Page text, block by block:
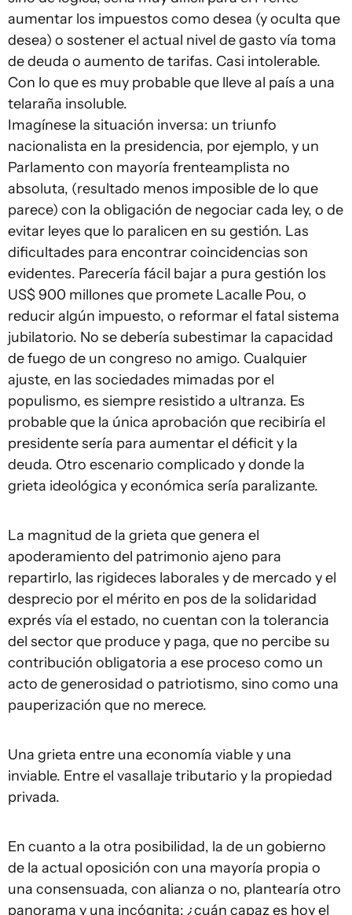
aumentar los impuestos como desea (y oculta que
desea) o sostener el actual nivel de gasto vía toma
de deuda o aumento de tarifas. Casi intolerable.
Con lo que es muy probable que lleve al país a una
telaraña insoluble.
Imagínese la situación inversa: un triunfo
nacionalista en la presidencia, por ejemplo, y un
Parlamento con mayoría frenteamplista no
absoluta, (resultado menos imposible de lo que
parece) con la obligación de negociar cada ley, o de
evitar leyes que lo paralicen en su gestión. Las
dificultades para encontrar coincidencias son
evidentes. Parecería fácil bajar a pura gestión los
US$ 900 millones que promete Lacalle Pou, o
reducir algún impuesto, o reformar el fatal sistema
jubilatorio. No se debería subestimar la capacidad
de fuego de un congreso no amigo. Cualquier
ajuste, en las sociedades mimadas por el
populismo, es siempre resistido a ultranza. Es
probable que la única aprobación que recibiría el
presidente sería para aumentar el déficit y la
deuda. Otro escenario complicado y donde la
grieta ideológica y económica sería paralizante.
La magnitud de la grieta que genera el
apoderamiento del patrimonio ajeno para
repartirlo, las rigideces laborales y de mercado y el
desprecio por el mérito en pos de la solidaridad
exprés vía el estado, no cuentan con la tolerancia
del sector que produce y paga, que no percibe su
contribución obligatoria a ese proceso como un
acto de generosidad o patriotismo, sino como una
pauperización que no merece.
Una grieta entre una economía viable y una
inviable. Entre el vasallaje tributario y la propiedad
privada.
En cuanto a la otra posibilidad, la de un gobierno
de la actual oposición con una mayoría propia o
una consensuada, con alianza o no, plantearía otro
panorama y una incógnita: ¿cuán capaz es hoy el